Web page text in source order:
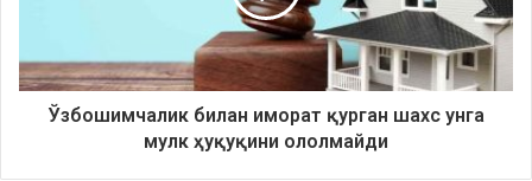
Ўзбошимчалик билан иморат қурган шахс унга
мулк ҳуқуқини ололмайди